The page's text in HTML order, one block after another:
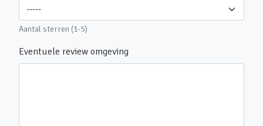
Aantal sterren (1-5)
Eventuele review omgeving